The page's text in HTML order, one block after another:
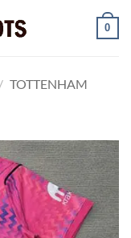
0
/ TOTTENHAM